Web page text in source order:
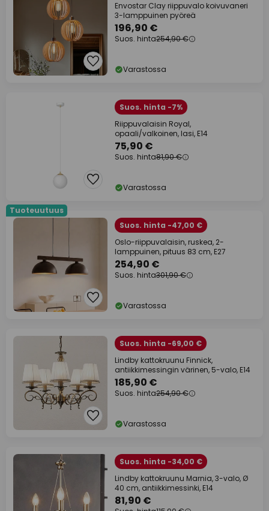
Envostar Clay riippuvalo koivuvaneri
3-lamppuinen pyöreä
196,90 €
Suos. hinta254,90 €
Varastossa
Suos. hinta -7%
Riippuvalaisin Royal,
opaali/valkoinen, lasi, E14
75,90 €
Suos. hinta81,90 €
Varastossa
Tuoteuutuus
Suos. hinta -47,00 €
Oslo-riippuvalaisin, ruskea, 2-
lamppuinen, pituus 83 cm, E27
254,90 €
Suos. hinta301,90 €
Varastossa
Suos. hinta -69,00 €
Lindby kattokruunu Finnick,
antiikkimessingin värinen, 5-valo, E14
185,90 €
Suos. hinta254,90 €
Varastossa
Suos. hinta -34,00 €
Lindby kattokruunu Marnia, 3-valo, Ø
40 cm, antiikkimessinki, E14
81,90 €